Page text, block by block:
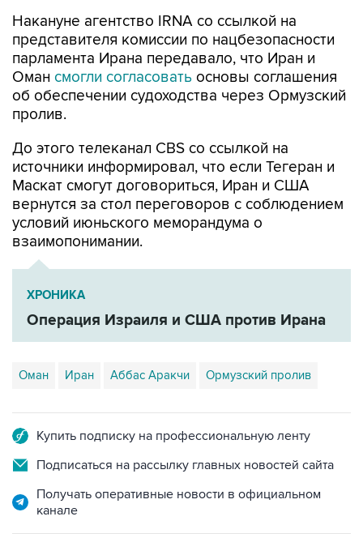
Накануне агентство IRNA со ссылкой на
представителя комиссии по нацбезопасности
парламента Ирана передавало, что Иран и
Оман смогли согласовать основы соглашения
об обеспечении судоходства через Ормузский
пролив.
До этого телеканал CBS со ссылкой на
источники информировал, что если Тегеран и
Маскат смогут договориться, Иран и США
вернутся за стол переговоров с соблюдением
условий июньского меморандума о
взаимопонимании.
ХРОНИКА
Операция Израиля и США против Ирана
Оман Иран Аббас Аракчи Ормузский пролив
Купить подписку на профессиональную ленту
Подписаться на рассылку главных новостей сайта
Получать оперативные новости в официальном
канале